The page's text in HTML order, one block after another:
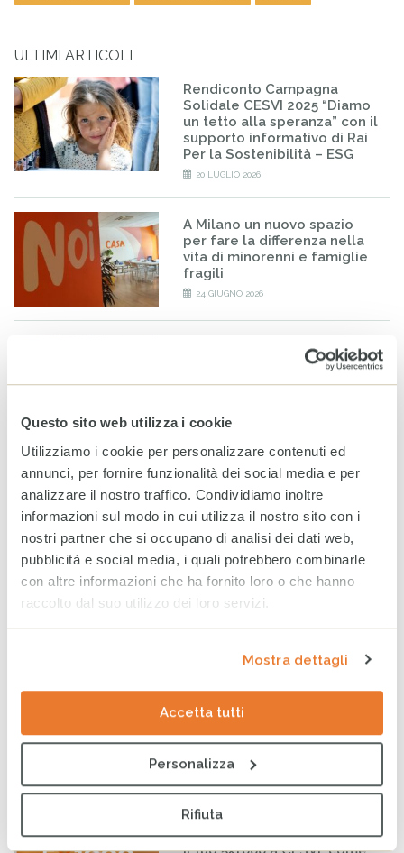
Questo sito web utilizza i cookie
Utilizziamo i cookie per personalizzare contenuti ed
annunci, per fornire funzionalità dei social media e per
analizzare il nostro traffico. Condividiamo inoltre
informazioni sul modo in cui utilizza il nostro sito con i
nostri partner che si occupano di analisi dei dati web,
pubblicità e social media, i quali potrebbero combinarle
con altre informazioni che ha fornito loro o che hanno
raccolto dal suo utilizzo dei loro servizi.
Mostra dettagli
Accetta tutti
Personalizza
Rifiuta
ULTIMI ARTICOLI
Rendiconto Campagna
Solidale CESVI 2025 “Diamo
un tetto alla speranza” con il
supporto informativo di Rai
Per la Sostenibilità – ESG
20 LUGLIO 2026
A Milano un nuovo spazio
per fare la differenza nella
vita di minorenni e famiglie
fragili
24 GIUGNO 2026
Bilancio CESVI 2025. Il bene
23 GIUGNO 2026
CESVI presenta a Roma la
settima edizione dell’Indice
regionale sul
maltrattamento e la cura
all’infanzia in Italia
8 GIUGNO 2026
CESVI a COOPERA 2026, la
26 MAGGIO 2026
formativo per minori
stranieri non accompagnati